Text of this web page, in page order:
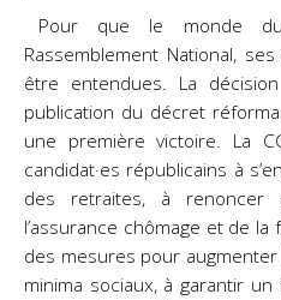
Pour que le monde
Rassemblement National,
être entendues. La
publication du décret
une première victoire. La
candidat·es républicains à
des retraites, à renoncer
l’assurance chômage et de
des mesures pour
minima sociaux, à garantir